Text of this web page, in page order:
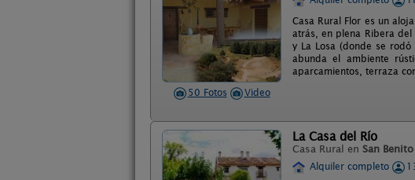
50 Fotos Video
Casa Rural Flor es un
atrás, en plena Ribera del
y La Losa (donde se
abunda el ambiente
aparcamientos, terraza
La Casa del Río
Casa Rural en San
Alquiler completo